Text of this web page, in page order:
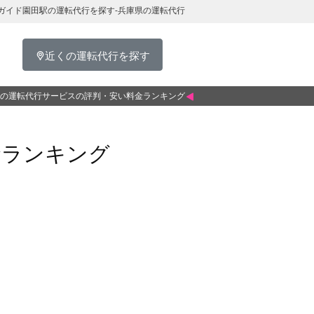
ド園田駅の運転代行を探す-兵庫県の運転代行
近くの運転代行を探す
運転代行サービスの評判・安い料金ランキング
ンキング